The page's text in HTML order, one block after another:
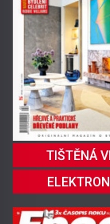
TIŠTĚNÁ